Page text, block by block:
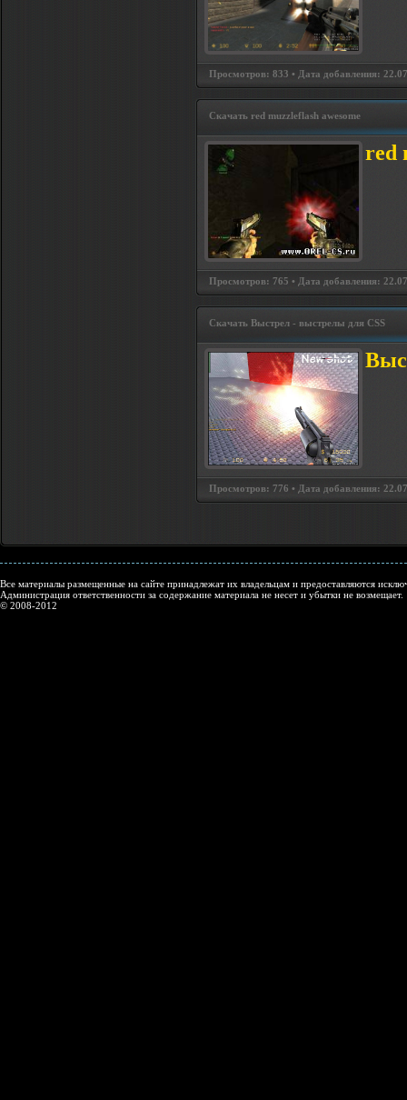
Просмотров: 833 • Дата добавления:
Скачать red muzzleflash awesome
red
Просмотров: 765 • Дата добавления:
Скачать Выстрел - выстрелы для CSS
Просмотров: 776 • Дата добавления:
Все материалы размещенные на сайте принадлежат их владельцам и предоставляются
Администрация ответственности за содержание материала не несет и убытки не возмещает.
© 2008-2012